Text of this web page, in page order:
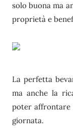
solo buona ma
proprietà e
La perfetta
ma anche la
poter affrontare
giornata.